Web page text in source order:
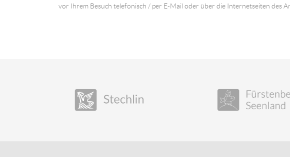
vor Ihrem Besuch telefonisch / per E-Mail oder über die Internetseiten des